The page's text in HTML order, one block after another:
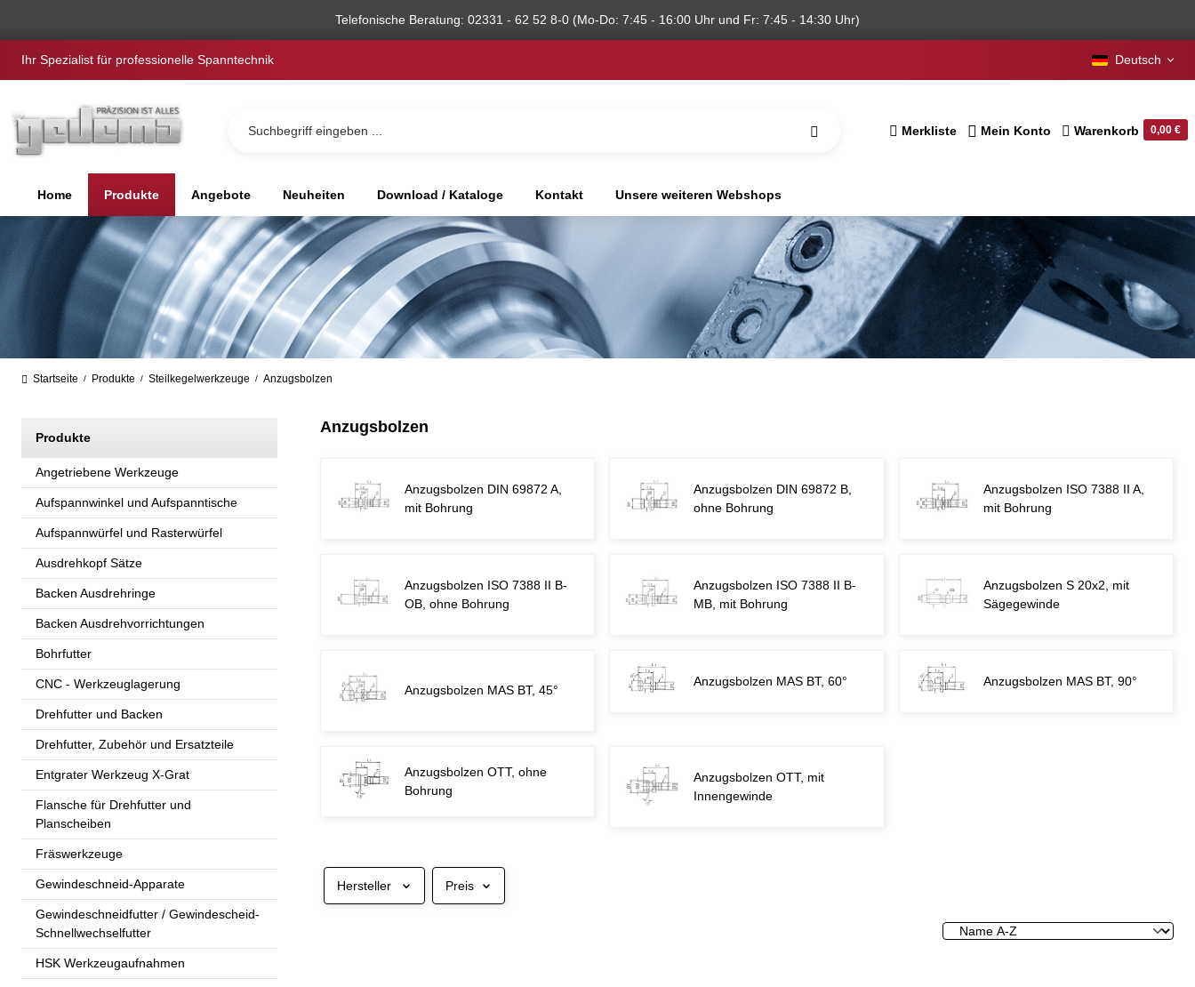
Telefonische Beratung: 02331 - 62 52 8-0 (Mo-Do: 7:45 - 16:00 Uhr und Fr: 7:45 - 14:30 Uhr)
Ihr Spezialist für professionelle Spanntechnik Deutsch
Merkliste Mein Konto Warenkorb 0,00 €
Home Produkte Angebote Neuheiten Download / Kataloge Kontakt Unsere weiteren Webshops
Startseite / Produkte / Steilkegelwerkzeuge / Anzugsbolzen
Produkte
Angetriebene Werkzeuge
Aufspannwinkel und Aufspanntische
Aufspannwürfel und Rasterwürfel
Ausdrehkopf Sätze
Backen Ausdrehringe
Backen Ausdrehvorrichtungen
Bohrfutter
CNC - Werkzeuglagerung
Drehfutter und Backen
Drehfutter, Zubehör und Ersatzteile
Entgrater Werkzeug X-Grat
Flansche für Drehfutter und
Planscheiben
Fräswerkzeuge
Gewindeschneid-Apparate
Gewindeschneidfutter / Gewindescheid-
Schnellwechselfutter
HSK Werkzeugaufnahmen
Anzugsbolzen
Anzugsbolzen DIN 69872 A,
mit Bohrung
Anzugsbolzen DIN 69872 B,
ohne Bohrung
Anzugsbolzen ISO 7388 II A,
mit Bohrung
Anzugsbolzen ISO 7388 II B-
OB, ohne Bohrung
Anzugsbolzen ISO 7388 II B-
MB, mit Bohrung
Anzugsbolzen S 20x2, mit
Sägegewinde
Anzugsbolzen MAS BT, 45°
Anzugsbolzen MAS BT, 60° Anzugsbolzen MAS BT, 90°
Anzugsbolzen OTT, ohne
Bohrung
Anzugsbolzen OTT, mit
Innengewinde
Hersteller Preis